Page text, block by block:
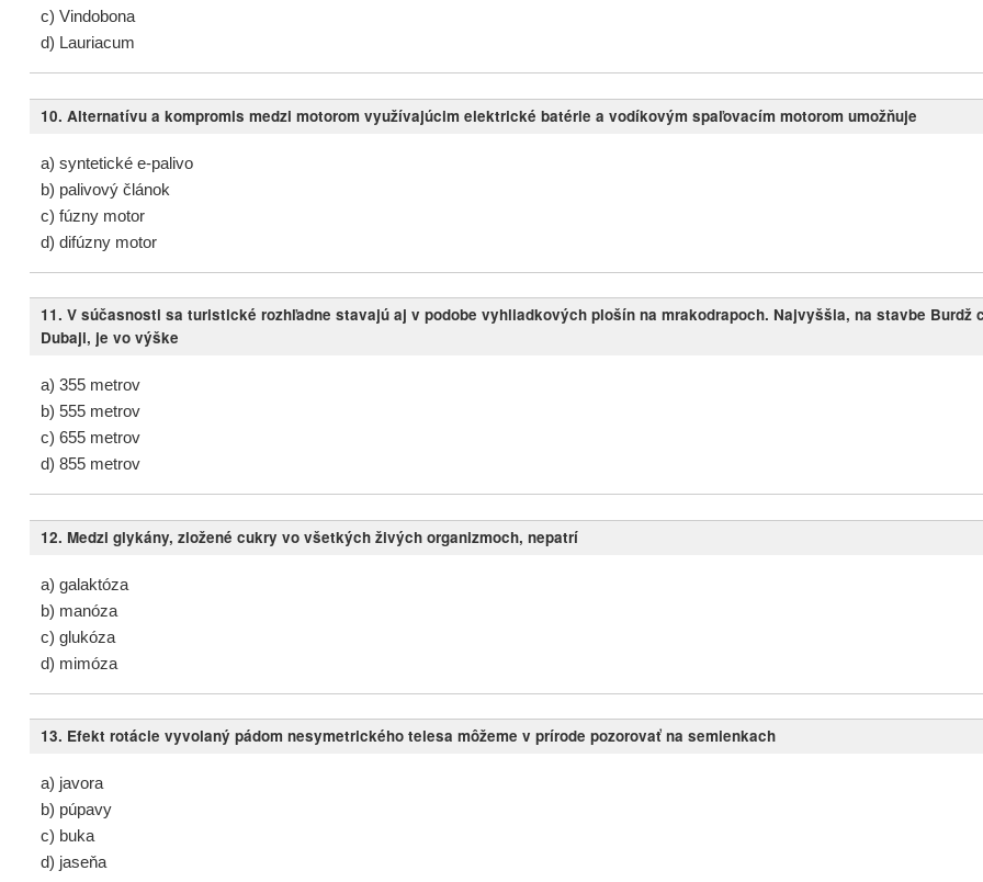
c) Vindobona
d) Lauriacum
10. Alternatívu a kompromis medzi motorom využívajúcim elektrické batérie a vodíkovým spaľovacím motorom umožňuje
a) syntetické e-palivo
b) palivový článok
c) fúzny motor
d) difúzny motor
11. V súčasnosti sa turistické rozhľadne stavajú aj v podobe vyhliadkových plošín na mrakodrapoch. Najvyššia, na stavbe Burdž
Dubaji, je vo výške
a) 355 metrov
b) 555 metrov
c) 655 metrov
d) 855 metrov
12. Medzi glykány, zložené cukry vo všetkých živých organizmoch, nepatrí
a) galaktóza
b) manóza
c) glukóza
d) mimóza
13. Efekt rotácie vyvolaný pádom nesymetrického telesa môžeme v prírode pozorovať na semienkach
a) javora
b) púpavy
c) buka
d) jaseňa